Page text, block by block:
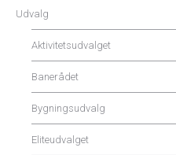
Udvalg
Aktivitetsudvalget
Banerådet
Bygningsudvalg
Eliteudvalget